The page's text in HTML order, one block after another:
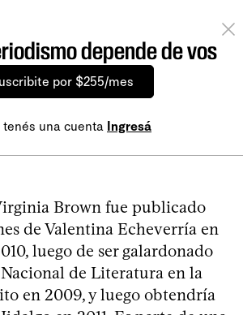
depende de vos
por $255/mes
tenés una cuenta Ingresá
Brown fue publicado
de Valentina Echeverría en
luego de ser galardonado
de Literatura en la
en 2009, y luego obtendría